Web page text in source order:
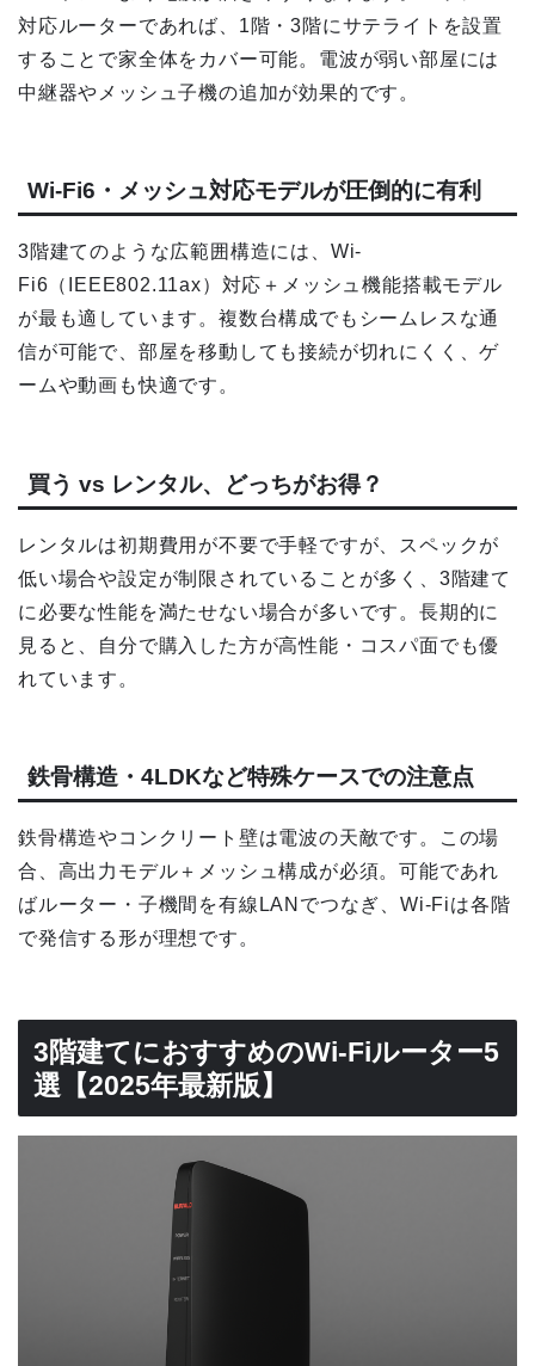
対応ルーターであれば、1階・3階にサテライトを設置
することで家全体をカバー可能。電波が弱い部屋には
中継器やメッシュ子機の追加が効果的です。
Wi-Fi6・メッシュ対応モデルが圧倒的に有利
3階建てのような広範囲構造には、Wi-
Fi6（IEEE802.11ax）対応＋メッシュ機能搭載モデル
が最も適しています。複数台構成でもシームレスな通
信が可能で、部屋を移動しても接続が切れにくく、ゲ
ームや動画も快適です。
買う vs レンタル、どっちがお得？
レンタルは初期費用が不要で手軽ですが、スペックが
低い場合や設定が制限されていることが多く、3階建て
に必要な性能を満たせない場合が多いです。長期的に
見ると、自分で購入した方が高性能・コスパ面でも優
れています。
鉄骨構造・4LDKなど特殊ケースでの注意点
鉄骨構造やコンクリート壁は電波の天敵です。この場
合、高出力モデル＋メッシュ構成が必須。可能であれ
ばルーター・子機間を有線LANでつなぎ、Wi-Fiは各階
で発信する形が理想です。
3階建てにおすすめのWi-Fiルーター5
選【2025年最新版】